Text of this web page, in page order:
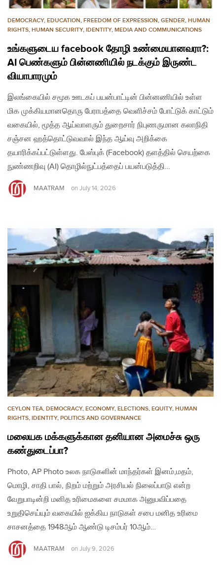
DEMOCRACY, EDUCATION, FREEDOM OF EXPRESSION, GENDER, HUMAN
RIGHTS, HUMAN SECURITY, IDENTITY, MEDIA AND COMMUNICATIONS
உங்களுடைய facebook தோழி உண்மையானவரா?:
AI பெண்களும் பின்னணியில் நடக்கும் இருண்ட
வியாபாரமும்
இலங்கையில் சமூக ஊடகப் பயன்பாட்டின் பின்னணியில் உள்ள
மிக முக்கியமானதொரு பேராபத்தை வெளிச்சம் போட்டுக் காட்டும்
வகையில், மூத்த ஆய்வாளரும் துறைசார் நிபுணருமான கலாநிதி
சஞ்சன ஹத்தொட்டுவவால் இந்த ஆய்வு அறிக்கை
தயாரிக்கப்பட்டுள்ளது. பேஸ்புக் (Facebook) தளத்தில் செயற்கை
நுண்ணறிவு (AI) தொழில்நுட்பத்தைப் பயன்படுத்தி…
MAATRAM on July 14, 2026
CEYLON TEA, DEMOCRACY, ECONOMY, ELECTIONS, EQUITY, HUMAN
RIGHTS, IDENTITY, POLITICS AND GOVERNANCE
மலையக மக்களுக்கான தனியான அமைச்சு ஒரு
கண்துடைப்பா?
Photo, AP Photo உலக நாடுகளின் மாந்தர்கள் இனம்,மதம்,
மொழி, சாதி பால், நிறம் மற்றும் அரசியல் நிலைப்பாடு என்ற
வேறுபாடின்றி மனித உரிமைகளை சமமாக அனுபவிப்பதை
உறுதிசெய்யும் வகையில் ஐக்கிய நாடுகள் சபை மனித உரிமை
சாசனத்தை 1948ஆம் ஆண்டு டிசம்பர் 10ஆம்…
MAATRAM on July 9, 2026